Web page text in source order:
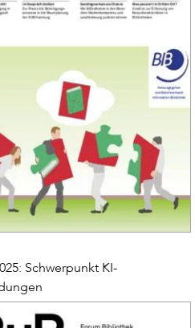
Schwerpunkt KI-